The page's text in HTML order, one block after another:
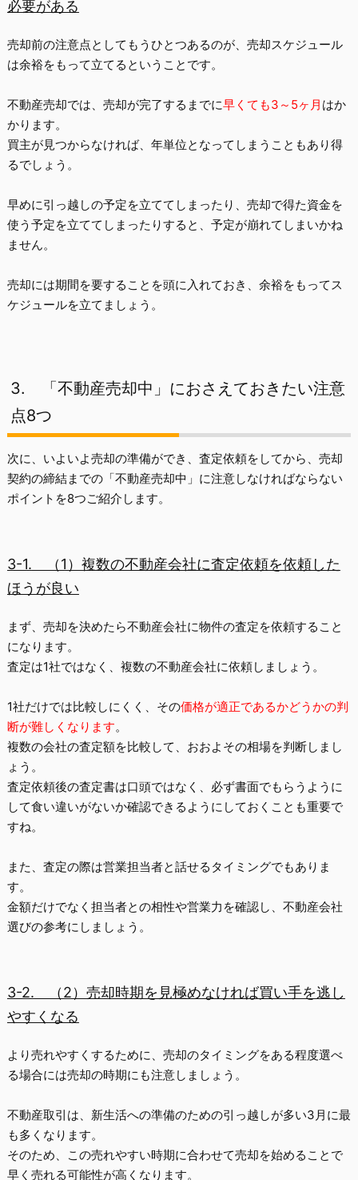
必要がある
売却前の注意点としてもうひとつあるのが、売却スケジュール
は余裕をもって立てるということです。
不動産売却では、売却が完了するまでに早くても3～5ヶ月 はか
かります。
買主が見つからなければ、年単位となってしまうこともあり得
るでしょう。
早めに引っ越しの予定を立ててしまったり、売却で得た資金を
使う予定を立ててしまったりすると、予定が崩れてしまいかね
ません。
売却には期間を要することを頭に入れておき、 余裕をもってス
ケジュールを立てましょう 。
3. 「不動産売却中」におさえておきたい注意
点8つ
次に、いよいよ売却の準備ができ、査定依頼をしてから、売却
契約の締結までの「不動産売却中」に注意しなければならない
ポイントを8つご紹介します。
3-1. （1）複数の不動産会社に査定依頼を依頼した
ほうが良い
まず、売却を決めたら不動産会社に物件の査定を依頼すること
になります。
査定は1社ではなく、 複数の不動産会社に依頼しましょう。
1社だけでは比較しにくく、その価格が適正であるかどうかの判
断が難しくなります。
複数の会社の査定額を比較して、おおよその相場を判断しまし
ょう。
査定依頼後の査定書は口頭ではなく、 必ず書面でもらう ように
して食い違いがないか確認できるようにしておくことも重要で
すね。
また、査定の際は営業担当者と話せるタイミングでもありま
す。
金額だけでなく 担当者との相性や営業力 を確認し、不動産会社
選びの参考にしましょう。
3-2. （2）売却時期を見極めなければ買い手を逃し
やすくなる
より売れやすくするために、売却のタイミングをある程度選べ
る場合には売却の時期にも注意しましょう。
不動産取引は、新生活への準備のための引っ越しが多い3月 に最
も多くなります。
そのため、この売れやすい時期に合わせて売却を始めることで
早く売れる可能性が高くなります。